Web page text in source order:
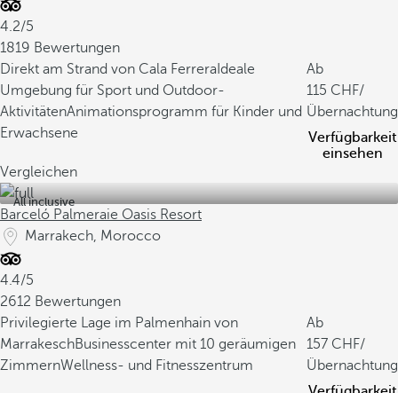
4.2/5
1819 Bewertungen
Direkt am Strand von Cala Ferrera Ideale
Umgebung für Sport und Outdoor-
AktivitätenAnimationsprogramm für Kinder und
Erwachsene
Ab
115
/
Übernachtung
Verfügbarkeit
einsehen
Vergleichen
All inclusive
Barceló Palmeraie Oasis Resort
Marrakech, Morocco
4.4/5
2612 Bewertungen
Privilegierte Lage im Palmenhain von
MarrakeschBusinesscenter mit 10 geräumigen
ZimmernWellness- und Fitnesszentrum
Ab
157
/
Übernachtung